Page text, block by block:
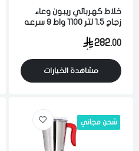
خلاط كهربائي ريبون وعاء
زجاج 1.5 لتر 1100 واط 9 سرعه
282.00
مشاهدة الخيارات
شحن مجاني